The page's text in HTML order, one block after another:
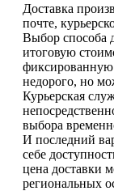
Доставка
почте,
Выбор способа
итоговую
фиксированную
недорого, но
Курьерская
выбора
И последний
себе
цена доставки
региональных